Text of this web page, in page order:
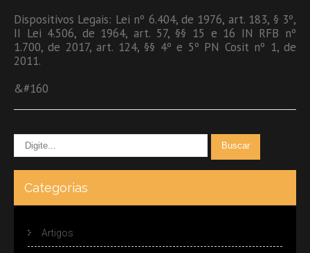
Dispositivos Legais: Lei nº 6.404, de 1976, art. 183, § 3º,
II Lei 4.506, de 1964, art. 57, §§ 15 e 16 IN RFB nº
1.700, de 2017, art. 124, §§ 4º e 5º PN Cosit nº 1, de
2011.
&#160
Categorias
Artigos